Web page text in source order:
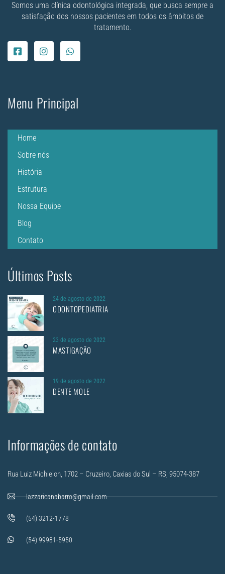
Somos uma clínica odontológica integrada, que busca sempre a
satisfação dos nossos pacientes em todos os âmbitos de
tratamento.
Menu Principal
Home
Sobre nós
História
Estrutura
Nossa Equipe
Blog
Contato
Últimos Posts
24 de agosto de 2022
ODONTOPEDIATRIA
23 de agosto de 2022
MASTIGAÇÃO
19 de agosto de 2022
DENTE MOLE
Informações de contato
Rua Luiz Michielon, 1702 – Cruzeiro, Caxias do Sul – RS, 95074-387
lazzaricanabarro@gmail.com
(54) 3212-1778
(54) 99981-5950